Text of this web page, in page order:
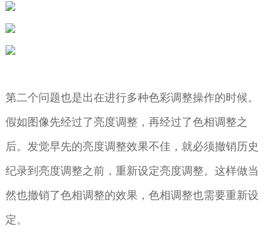
第二个问题也是出在进行多种色彩调整操作的时候。
假如图像先经过了亮度调整，再经过了色相调整之
后。发觉早先的亮度调整效果不佳，就必须撤销历史
纪录到亮度调整之前，重新设定亮度调整。这样做当
然也撤销了色相调整的效果，色相调整也需要重新设
定。